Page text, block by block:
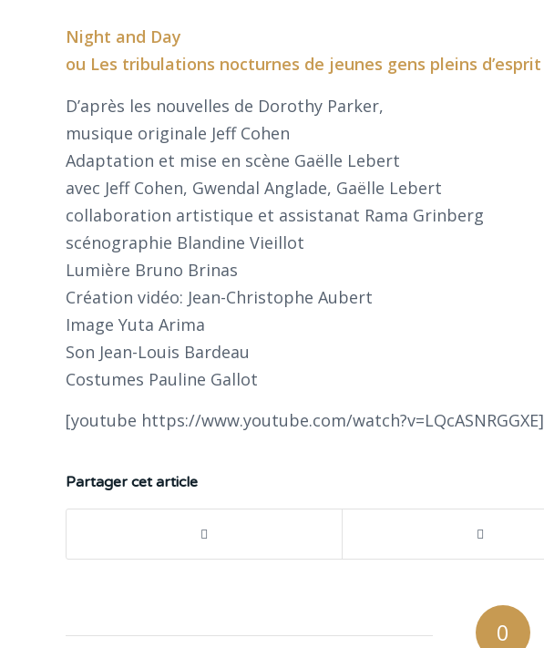
Night and Day
ou Les tribulations nocturnes de jeunes gens pleins d’esprit
D’après les nouvelles de Dorothy Parker,
musique originale Jeff Cohen
Adaptation et mise en scène Gaëlle Lebert
avec Jeff Cohen, Gwendal Anglade, Gaëlle Lebert
collaboration artistique et assistanat Rama Grinberg
scénographie Blandine Vieillot
Lumière Bruno Brinas
Création vidéo: Jean-Christophe Aubert
Image Yuta Arima
Son Jean-Louis Bardeau
Costumes Pauline Gallot
[youtube https://www.youtube.com/watch?v=LQcASNRGGXE]
Partager cet article
0